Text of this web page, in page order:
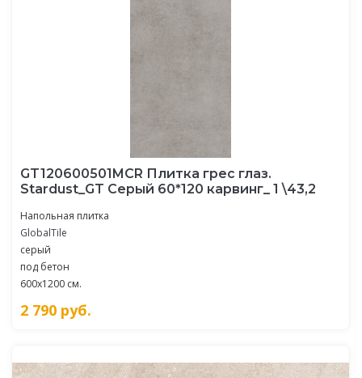
GT120600501MCR Плитка грес глаз.
Stardust_GT Серый 60*120 карвинг_ 1 \43,2
Напольная плитка
GlobalTile
серый
под бетон
600x1200 см.
2 790 руб.